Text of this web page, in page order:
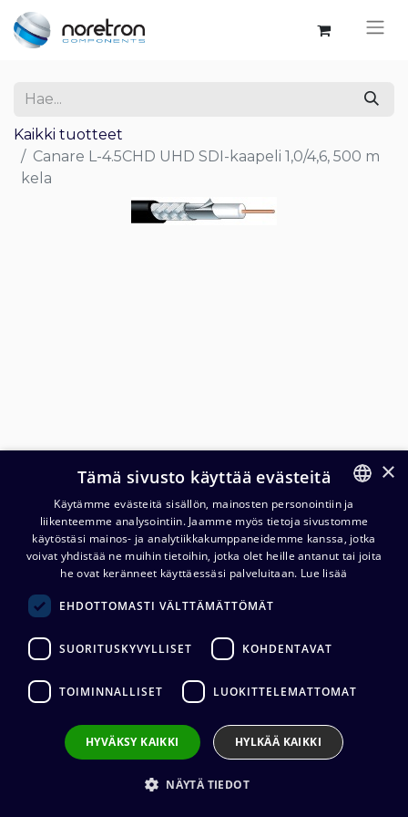
Kaikki tuotteet
Canare L-4.5CHD UHD SDI-kaapeli 1,0/4,6, 500 m
kela
Canare L-4.5CHD UHD SDI-
kaapeli 1,0/4,6, 500 m kela
1 756,30 €
Kaapelin valmistaja:Canare
Kaapelin halkaisija:7,0 mm
Impedanssi:75 ohm
FINNISH
ENGLISH
×
Tämä sivusto käyttää evästeitä
Käytämme evästeitä sisällön, mainosten personointiin ja
liikenteemme analysointiin. Jaamme myös tietoja sivustomme
käytöstäsi mainos- ja analytiikkakumppaneidemme kanssa, jotka
voivat yhdistää ne muihin tietoihin, jotka olet heille antanut tai joita
he ovat keränneet käyttäessäsi palveluitaan. Lue lisää
EHDOTTOMASTI VÄLTTÄMÄTTÖMÄT
SUORITUSKYVYLLISET KOHDENTAVAT
TOIMINNALLISET LUOKITTELEMATTOMAT
HYVÄKSY KAIKKI HYLKÄÄ KAIKKI
NÄYTÄ TIEDOT